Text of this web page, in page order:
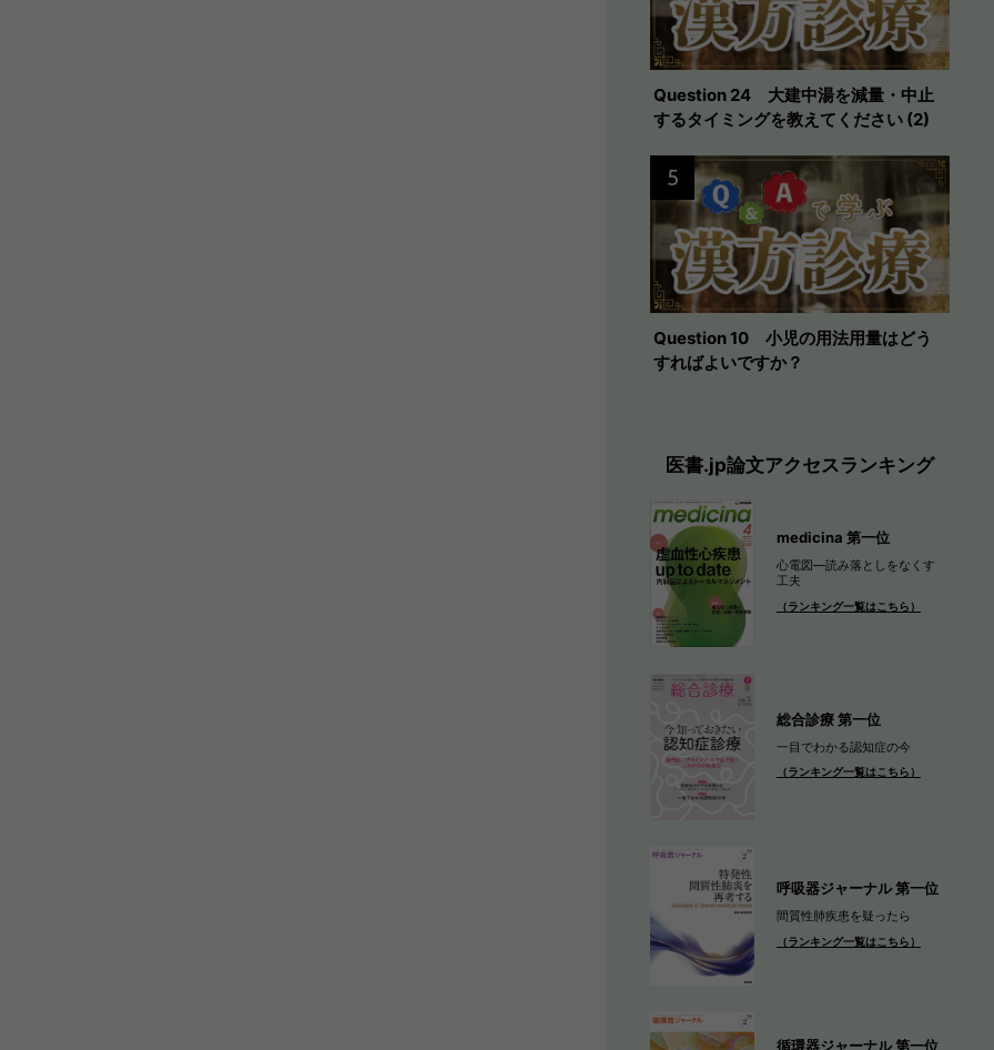
Question 24 大建中湯を減量・中止
するタイミングを教えてください (2)
Question 10 小児の用法用量はどう
すればよいですか？
5
医書.jp論文アクセスランキング
medicina 第一位
心電図―読み落としをなくす
工夫
（ランキング一覧はこちら）
総合診療 第一位
一目でわかる認知症の今
（ランキング一覧はこちら）
呼吸器ジャーナル 第一位
間質性肺疾患を疑ったら
（ランキング一覧はこちら）
循環器ジャーナル 第一位